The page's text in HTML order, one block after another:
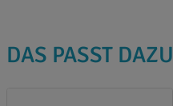
DAS PASST DAZU